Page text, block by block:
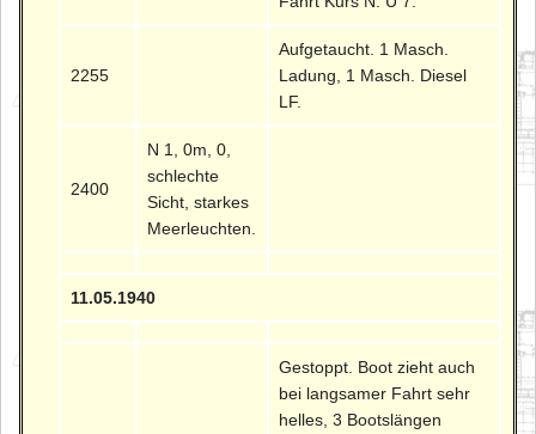
2255
Aufgetaucht. 1 Masch.
Ladung, 1 Masch. Diesel
LF.
2400
N 1, 0m, 0,
schlechte
Sicht, starkes
Meerleuchten.
11.05.1940
Gestoppt. Boot zieht auch
bei langsamer Fahrt sehr
helles, 3 Bootslängen